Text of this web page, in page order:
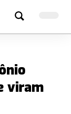
viram